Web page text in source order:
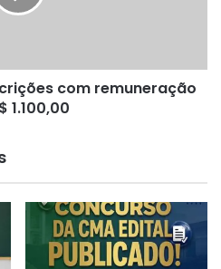
com remuneração
1.100,00